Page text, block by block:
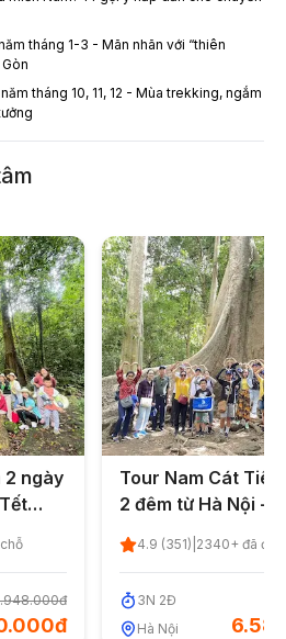
tháng 1-3 - Mãn nhãn với “thiên
tháng 10, 11, 12 - Mùa trekking, ngắm
2 ngày
Tour Nam Cát
2 đêm từ Hà Nội -
4.9 (351) 2340+ đã đặt
3N 2Đ
Hà Nội